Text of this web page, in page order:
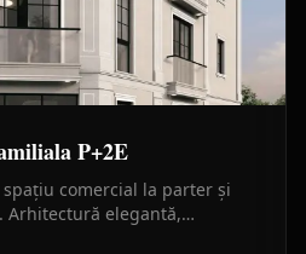
P+2E
spațiu comercial la parter și
Arhitectură elegantă,